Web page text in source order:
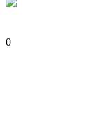
0